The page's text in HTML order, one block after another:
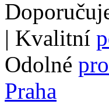
| Kvalitní
Odolné
Praha